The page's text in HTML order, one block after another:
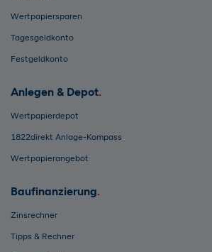
Wertpapiersparen
Tagesgeldkonto
Festgeldkonto
Anlegen & Depot
Wertpapierdepot
1822direkt Anlage-Kompass
Wertpapierangebot
Baufinanzierung
Zinsrechner
Tipps & Rechner